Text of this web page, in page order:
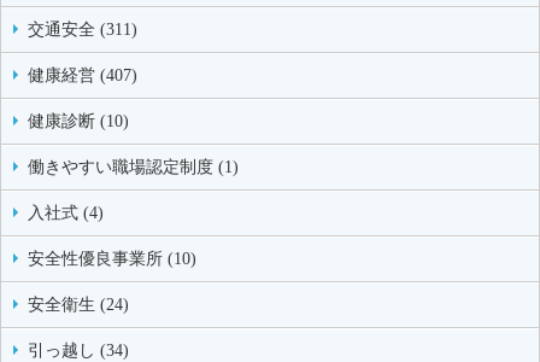
交通安全 (311)
健康経営 (407)
健康診断 (10)
働きやすい職場認定制度 (1)
入社式 (4)
安全性優良事業所 (10)
安全衛生 (24)
引っ越し (34)